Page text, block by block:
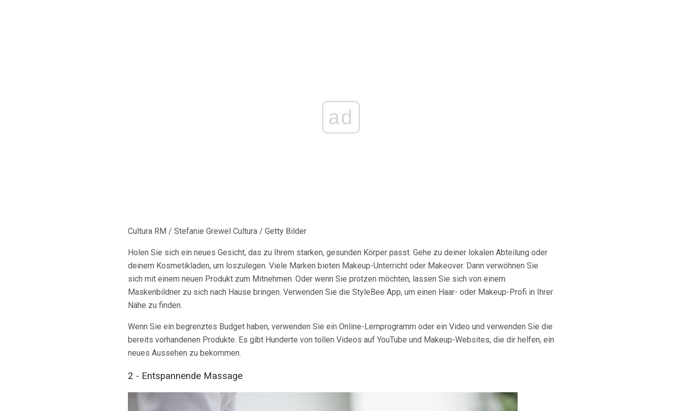
ad
Cultura RM / Stefanie Grewel Cultura / Getty Bilder
Holen Sie sich ein neues Gesicht, das zu Ihrem starken, gesunden Körper passt. Gehe zu deiner lokalen Abteilung oder
deinem Kosmetikladen, um loszulegen. Viele Marken bieten Makeup-Unterricht oder Makeover. Dann verwöhnen Sie
sich mit einem neuen Produkt zum Mitnehmen. Oder wenn Sie protzen möchten, lassen Sie sich von einem
Maskenbildner zu sich nach Hause bringen. Verwenden Sie die StyleBee App, um einen Haar- oder Makeup-Profi in Ihrer
Nähe zu finden.
Wenn Sie ein begrenztes Budget haben, verwenden Sie ein Online-Lernprogramm oder ein Video und verwenden Sie die
bereits vorhandenen Produkte. Es gibt Hunderte von tollen Videos auf YouTube und Makeup-Websites, die dir helfen, ein
neues Aussehen zu bekommen.
2 - Entspannende Massage